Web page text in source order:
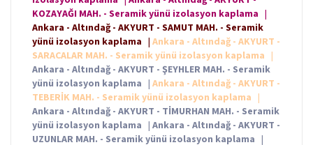
KOZAYAĞI MAH. - Seramik yünü izolasyon kaplama |
Ankara - Altındağ - AKYURT - SAMUT MAH. - Seramik
yünü izolasyon kaplama | Ankara - Altındağ - AKYURT -
SARACALAR MAH. - Seramik yünü izolasyon kaplama
|
Ankara - Altındağ - AKYURT - ŞEYHLER MAH. - Seramik
yünü izolasyon kaplama | Ankara - Altındağ - AKYURT -
TEBERİK MAH. - Seramik yünü izolasyon kaplama
|
Ankara - Altındağ - AKYURT - TİMURHAN MAH. - Seramik
yünü izolasyon kaplama | Ankara - Altındağ - AKYURT -
UZUNLAR MAH. - Seramik yünü izolasyon kaplama |